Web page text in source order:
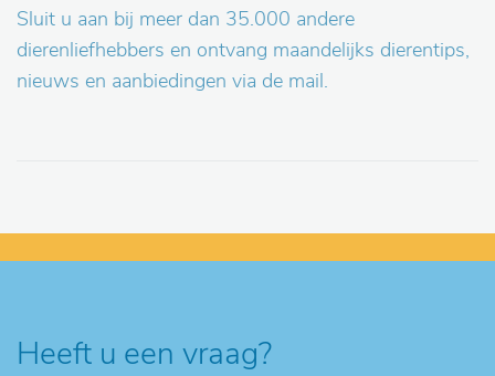
Sluit u aan bij meer dan 35.000 andere
dierenliefhebbers en ontvang maandelijks dierentips,
nieuws en aanbiedingen via de mail.
Heeft u een vraag?